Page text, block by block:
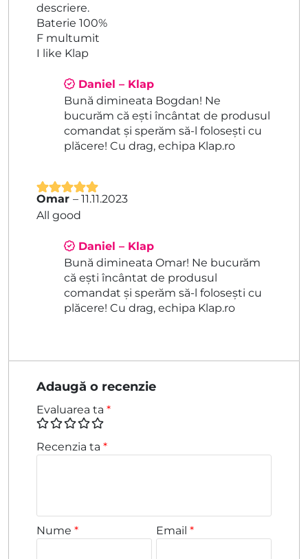
descriere.
Baterie 100%
F multumit
I like Klap
Daniel – Klap
Bună dimineata Bogdan! Ne
bucurăm că ești încântat de produsul
comandat și sperăm să-l folosești cu
plăcere! Cu drag, echipa Klap.ro
Evaluat la5
din 5
Omar – 11.11.2023
All good
Daniel – Klap
Bună dimineata Omar! Ne bucurăm
că ești încântat de produsul
comandat și sperăm să-l folosești cu
plăcere! Cu drag, echipa Klap.ro
Adaugă o recenzie
Evaluarea ta *
Recenzia ta *
Nume * Email*